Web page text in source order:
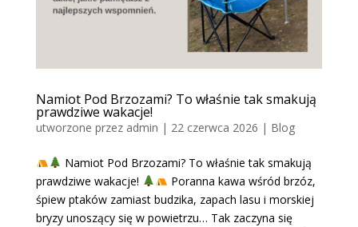
Namiot Pod Brzozami? To właśnie tak smakują
prawdziwe wakacje!
utworzone przez admin | 22 czerwca 2026 | Blog
Namiot Pod Brzozami? To właśnie tak smakują
prawdziwe wakacje!
Poranna kawa wśród brzóz,
śpiew ptaków zamiast budzika, zapach lasu i morskiej
bryzy unoszący się w powietrzu… Tak zaczyna się